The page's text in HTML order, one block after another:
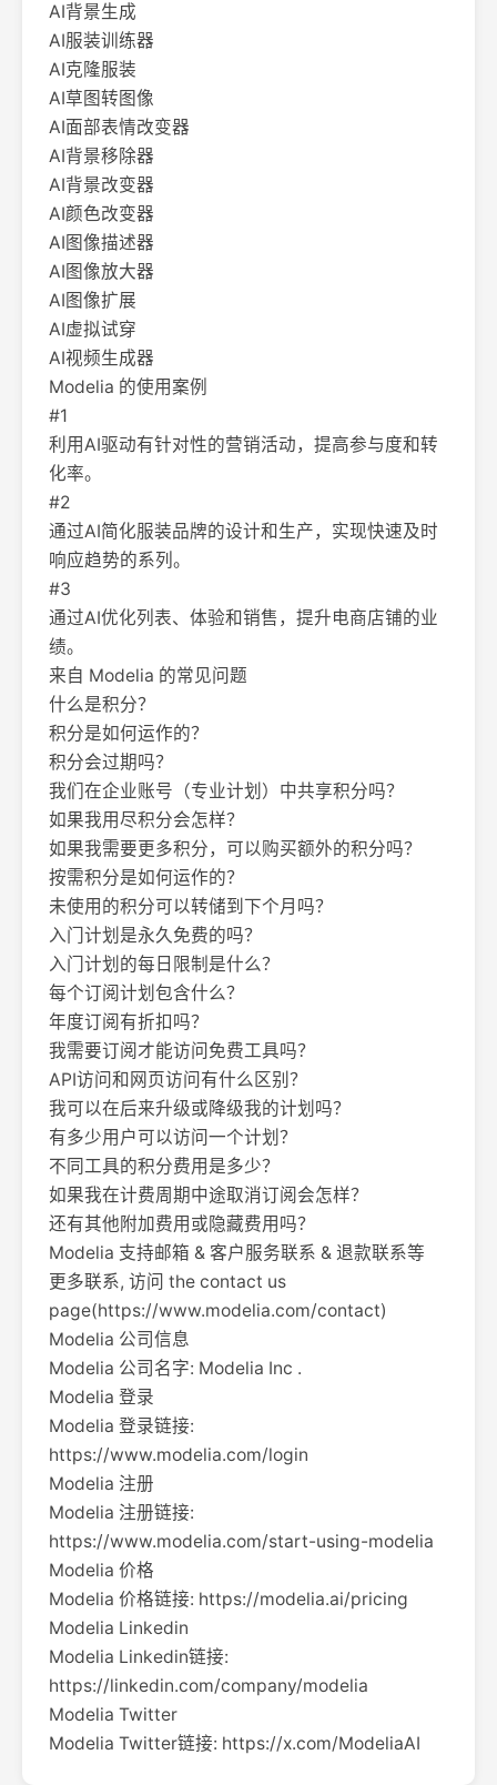
AI背景生成
AI服装训练器
AI克隆服装
AI草图转图像
AI面部表情改变器
AI背景移除器
AI背景改变器
AI颜色改变器
AI图像描述器
AI图像放大器
AI图像扩展
AI虚拟试穿
AI视频生成器
Modelia 的使用案例
#1
利用AI驱动有针对性的营销活动，提高参与度和转
化率。
#2
通过AI简化服装品牌的设计和生产，实现快速及时
响应趋势的系列。
#3
通过AI优化列表、体验和销售，提升电商店铺的业
绩。
来自 Modelia 的常见问题
什么是积分？
积分是如何运作的？
积分会过期吗？
我们在企业账号（专业计划）中共享积分吗？
如果我用尽积分会怎样？
如果我需要更多积分，可以购买额外的积分吗？
按需积分是如何运作的？
未使用的积分可以转储到下个月吗？
入门计划是永久免费的吗？
入门计划的每日限制是什么？
每个订阅计划包含什么？
年度订阅有折扣吗？
我需要订阅才能访问免费工具吗？
API访问和网页访问有什么区别？
我可以在后来升级或降级我的计划吗？
有多少用户可以访问一个计划？
不同工具的积分费用是多少？
如果我在计费周期中途取消订阅会怎样？
还有其他附加费用或隐藏费用吗？
Modelia 支持邮箱 & 客户服务联系 & 退款联系等
更多联系, 访问 the contact us
page(https://www.modelia.com/contact)
Modelia 公司信息
Modelia 公司名字: Modelia Inc .
Modelia 登录
Modelia 登录链接:
https://www.modelia.com/login
Modelia 注册
Modelia 注册链接:
https://www.modelia.com/start-using-modelia
Modelia 价格
Modelia 价格链接: https://modelia.ai/pricing
Modelia Linkedin
Modelia Linkedin链接:
https://linkedin.com/company/modelia
Modelia Twitter
Modelia Twitter链接: https://x.com/ModeliaAI